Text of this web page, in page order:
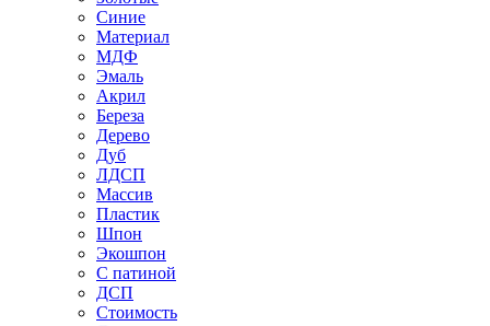
Синие
Материал
МДФ
Эмаль
Акрил
Береза
Дерево
Дуб
ЛДСП
Массив
Пластик
Шпон
Экошпон
С патиной
ДСП
Стоимость